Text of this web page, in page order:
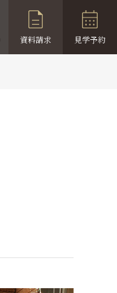
資料請求 見学予約